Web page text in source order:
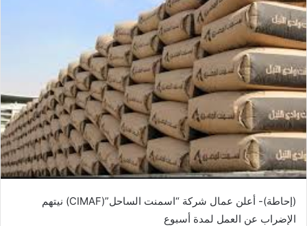
(إحاطة)- أعلن عمال شركة “اسمنت الساحل”(CIMAF) نيتهم
الإضراب عن العمل لمدة أسبوع